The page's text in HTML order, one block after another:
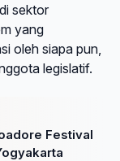
sektor
yang
oleh siapa pun,
legislatif.
Festival